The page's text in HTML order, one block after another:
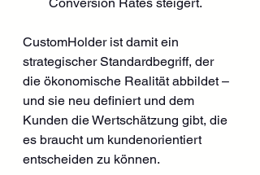
CustomHolder ist damit ein
strategischer Standardbegriff, der
die ökonomische Realität abbildet –
und sie neu definiert und dem
Kunden die Wertschätzung gibt, die
es braucht um kundenorientiert
entscheiden zu können.